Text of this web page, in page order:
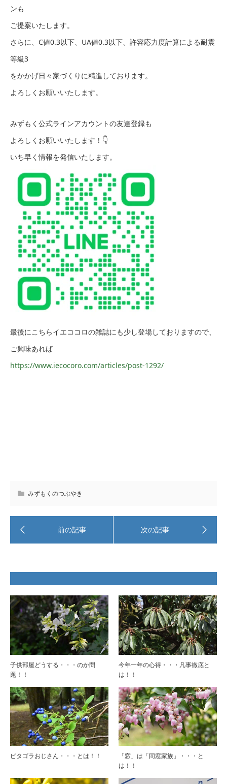
ンも
ご提案いたします。
さらに、C値0.3以下、UA値0.3以下、許容応力度計算による耐震
等級3
をかかげ日々家づくりに精進しております。
よろしくお願いいたします。
みずもく公式ラインアカウントの友達登録も
よろしくお願いいたします！👇
いち早く情報を発信いたします。
最後にこちらイエココロの雑誌にも少し登場しておりますので、
ご興味あれば
https://www.iecocoro.com/articles/post-1292/
みずもくのつぶやき
子供部屋どうする・・・のか問
題！！
今年一年の心得・・・凡事徹底と
は！！
ピタゴラおじさん・・・とは！！
「窓」は「同窓家族」・・・と
は！！